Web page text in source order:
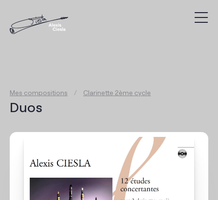
Duos
Mes compositions / Clarinette 2ème cycle
Vidéos
Présentation
Agenda